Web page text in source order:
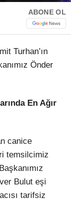
ABONE OL
Turhan’ın
Önder
En Ağır
canice
temsilcimiz
Bulut eşi
tarifsiz